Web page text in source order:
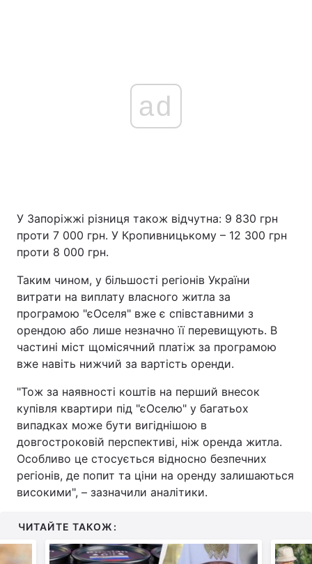
ad
У Запоріжжі різниця також відчутна: 9 830 грн
проти 7 000 грн. У Кропивницькому – 12 300 грн
проти 8 000 грн.
Таким чином, у більшості регіонів України
витрати на виплату власного житла за
програмою "єОселя" вже є співставними з
орендою або лише незначно її перевищують. В
частині міст щомісячний платіж за програмою
вже навіть нижчий за вартість оренди.
"Тож за наявності коштів на перший внесок
купівля квартири під "єОселю" у багатьох
випадках може бути вигіднішою в
довгостроковій перспективі, ніж оренда житла.
Особливо це стосується відносно безпечних
регіонів, де попит та ціни на оренду залишаються
високими", – зазначили аналітики.
ЧИТАЙТЕ ТАКОЖ: